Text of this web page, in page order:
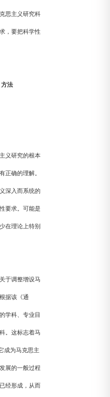
思主义研究科
，要把科学性
法
义研究的根本
正确的理解。
深入而系统的
要求。可能是
在理论上特别
于调整增设马
据该《通
学科、专业目
。这标志着马
成为马克思主
展的一般过程
经形成，从而